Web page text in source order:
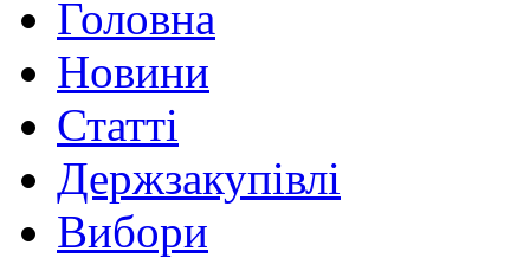
Головна
Новини
Статті
Держзакупівлі
Вибори